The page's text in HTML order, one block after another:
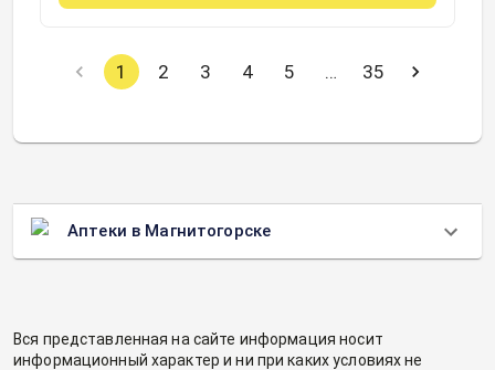
1 2 3 4 5 … 35
Аптеки в Магнитогорске
Вся представленная на сайте информация носит
информационный характер и ни при каких условиях не